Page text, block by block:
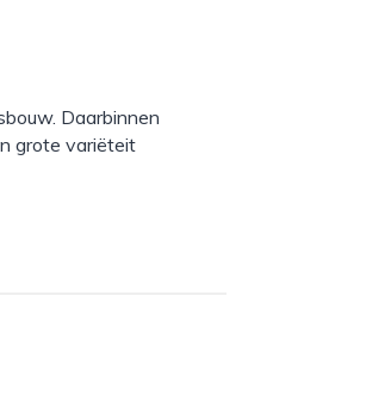
Daarbinnen
grote variëteit